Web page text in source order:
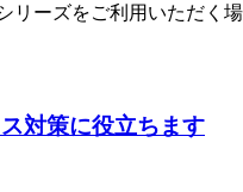
ーズをご利用いただく
対策に役立ちます